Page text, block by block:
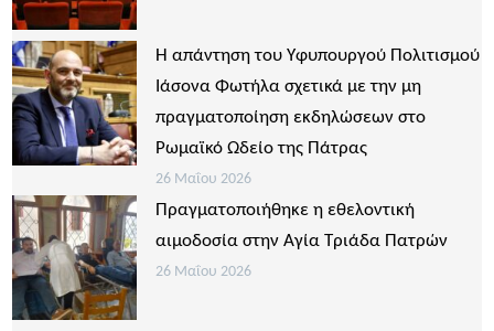
Η απάντηση του Υφυπουργού Πολιτισμού
Ιάσονα Φωτήλα σχετικά με την μη
πραγματοποίηση εκδηλώσεων στο
Ρωμαϊκό Ωδείο της Πάτρας
26 Μαΐου 2026
Πραγματοποιήθηκε η εθελοντική
αιμοδοσία στην Αγία Τριάδα Πατρών
26 Μαΐου 2026